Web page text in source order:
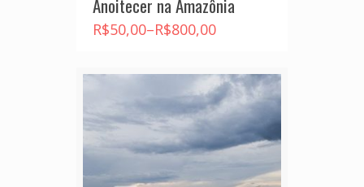
Anoitecer na Amazônia
R$50,00–R$800,00